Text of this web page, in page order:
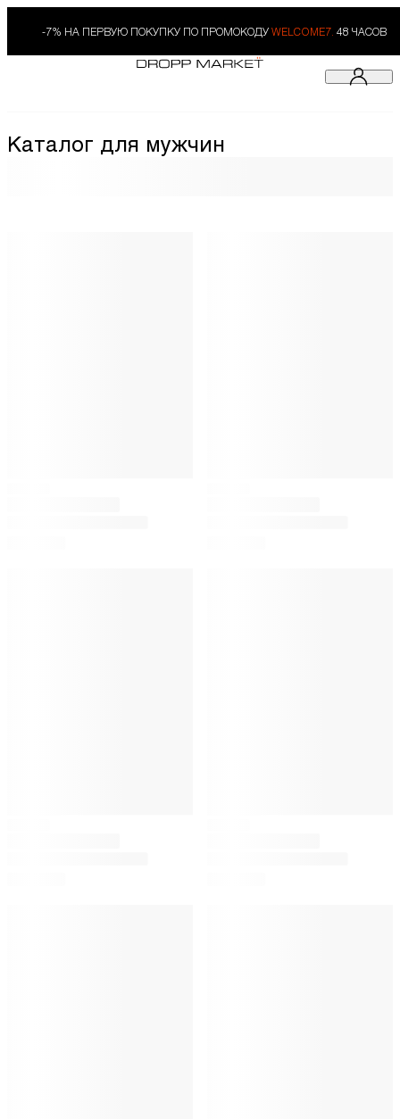
-7% НА ПЕРВУЮ ПОКУПКУ ПО ПРОМОКОДУ WELCOME7. 48 ЧАСОВ
Каталог для мужчин